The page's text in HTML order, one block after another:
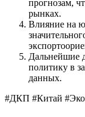
прогнозам,
рынках.
Влияние на
Дальнейшие
политику в
данных.
#ДКП #Китай